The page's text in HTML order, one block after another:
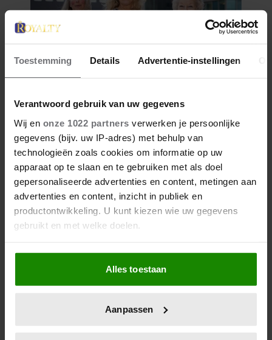
Toestemming Details Advertentie-instellingen
Verantwoord gebruik van uw gegevens
Wij en onze 1022 partners verwerken je persoonlijke
gegevens (bijv. uw IP-adres) met behulp van
technologieën zoals cookies om informatie op uw
apparaat op te slaan en te gebruiken met als doel
gepersonaliseerde advertenties en content, metingen aan
advertenties en content, inzicht in publiek en
productontwikkeling. U kunt kiezen wie uw gegevens
gebruikt en met welke doelen.
Als u het toestaat, willen we ook graag:
Informatie verzamelen over uw geografische
locatie, die tot een paar meter nauwkeurig kan zijn
scannen op specifieke eigenschappen (fingerprinting)
Alles toestaan
Aanpassen